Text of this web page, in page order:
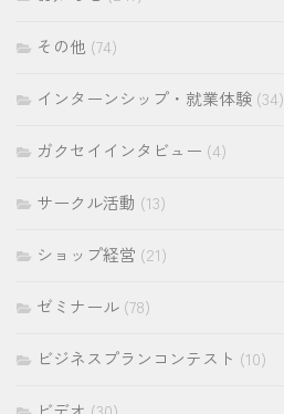
その他 (74)
インターンシップ・就業体験 (34)
ガクセイインタビュー (4)
サークル活動 (13)
ショップ経営 (21)
ゼミナール (78)
ビジネスプランコンテスト (10)